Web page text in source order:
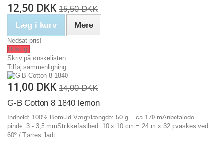
12,50 DKK 15,50 DKK
Læg i kurv
Mere
Nedsat pris!
Udsolgt
Skriv på ønskelisten
Tilføj sammenligning
11,00 DKK 14,00 DKK
G-B Cotton 8 1840 lemon
Indhold: 100% Bomuld Vægt/længde: 50 g = ca 170 mAnbefalede
pinde: 3 - 3,5 mmStrikkefasthed: 10 x 10 cm = 24 m x 32 pvaskes ved
60º / Tørres fladt